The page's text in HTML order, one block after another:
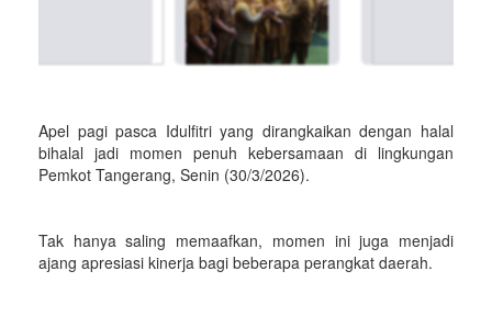
Apel pagi pasca Idulfitri yang dirangkaikan dengan halal
bihalal jadi momen penuh kebersamaan di lingkungan
Pemkot Tangerang, Senin (30/3/2026).
Tak hanya saling memaafkan, momen ini juga menjadi
ajang apresiasi kinerja bagi beberapa perangkat daerah.